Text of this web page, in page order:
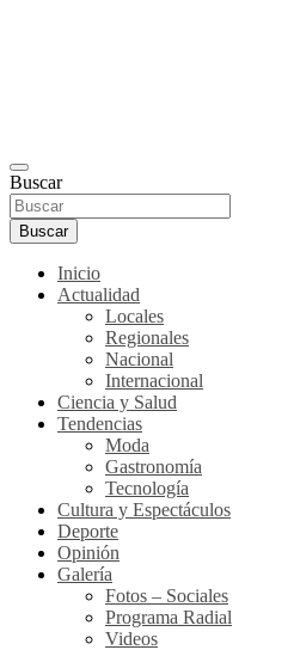
Buscar
Buscar
Inicio
Actualidad
Locales
Regionales
Nacional
Internacional
Ciencia y Salud
Tendencias
Moda
Gastronomía
Tecnología
Cultura y Espectáculos
Deporte
Opinión
Galería
Fotos – Sociales
Programa Radial
Videos